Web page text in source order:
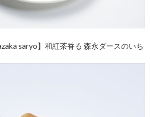
saryo】和紅茶香る 森永ダースのいち